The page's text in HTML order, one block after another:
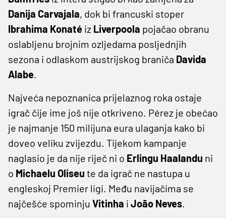
Danija Carvajala, dok bi francuski stoper
Ibrahima Konaté iz Liverpoola pojačao obranu
oslabljenu brojnim ozljedama posljednjih
sezona i odlaskom austrijskog braniča Davida
Alabe.
Najveća nepoznanica prijelaznog roka ostaje
igrač čije ime još nije otkriveno. Pérez je obećao
je najmanje 150 milijuna eura ulaganja kako bi
doveo veliku zvijezdu. Tijekom kampanje
naglasio je da nije riječ ni o Erlingu Haalandu ni
o Michaelu Oliseu te da igrač ne nastupa u
engleskoj Premier ligi. Među navijačima se
najčešće spominju Vitinha i João Neves.